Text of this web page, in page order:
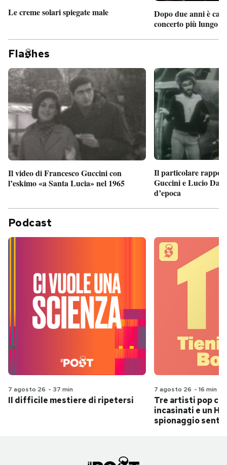
Le creme solari spiegate male
Dopo due anni è
concerto più lungo
Fla hes
Il video di Francesco Guccini con
l’eskimo «a Santa Lucia» nel 1965
Il particolare
Guccini e Lucio
d’epoca
Podcast
7 agosto 26 - 37 min
Il difficile mestiere di ripetersi
7 agosto 26 - 16 min
Tre artisti pop
incasinati e un
spionaggio